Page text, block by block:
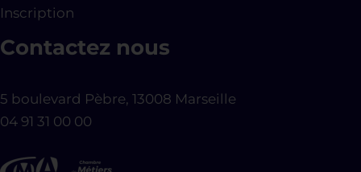
Inscription
Contactez nous
5 boulevard Pèbre, 13008 Marseille
04 91 31 00 00